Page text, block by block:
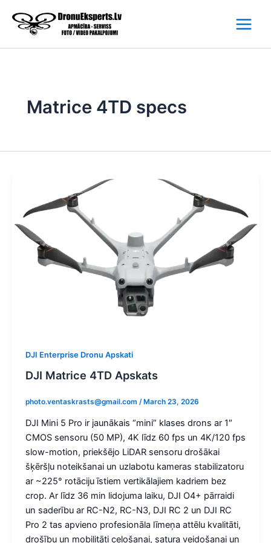
content
Matrice 4TD specs
DJI Enterprise Dronu Apskati
DJI Matrice 4TD Apskats
photo.ventaskrasts@gmail.com / March 23, 2026
DJI Mini 5 Pro ir jaunākais “mini” klases drons ar 1″
CMOS sensoru (50 MP), 4K līdz 60 fps un 4K/120 fps
slow-motion, priekšējo LiDAR sensoru drošākai
šķēršļu noteikšanai un uzlabotu kameras stabilizatoru
ar ~225° rotāciju īstiem vertikālajiem kadriem bez
crop. Ar līdz 36 min lidojuma laiku, DJI O4+ pārraidi
un saderību ar RC-N2, RC-N3, DJI RC 2 un DJI RC
Pro 2 tas apvieno profesionāla līmeņa attēlu kvalitāti,
drošību un mobilitāti ceļošanai, satura veidošanai un